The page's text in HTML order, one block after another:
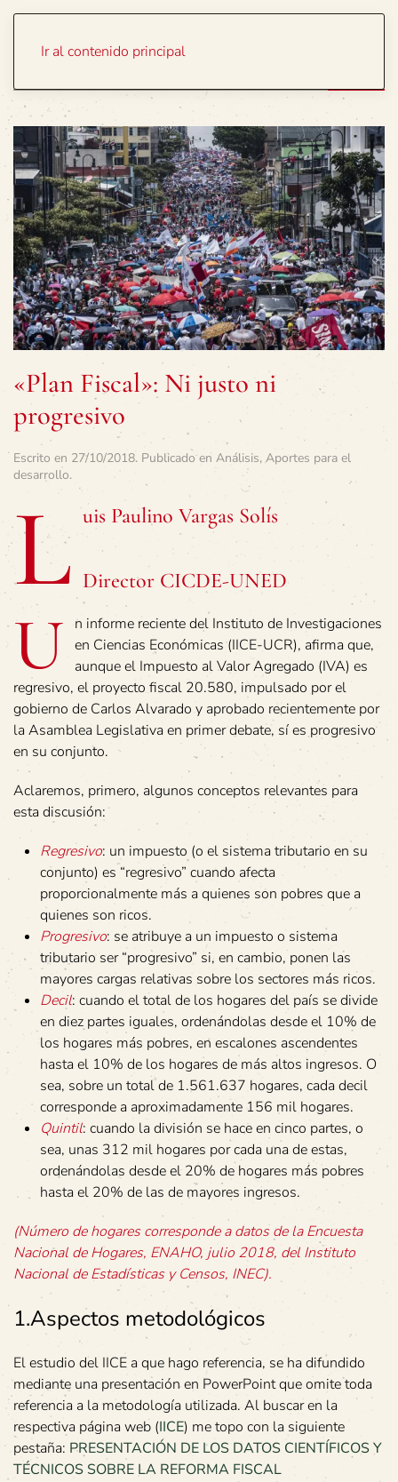
Ir al contenido principal
«Plan Fiscal»: Ni justo ni
progresivo
Escrito en 27/10/2018. Publicado en Análisis,Aportes para el
desarrollo.
L uis Paulino Vargas Solís
Director CICDE-UNED
U
n informe reciente del Instituto de Investigaciones
en Ciencias Económicas (IICE-UCR), afirma que,
aunque el Impuesto al Valor Agregado (IVA) es
regresivo, el proyecto fiscal 20.580, impulsado por el
gobierno de Carlos Alvarado y aprobado recientemente por
la Asamblea Legislativa en primer debate, sí es progresivo
en su conjunto.
Aclaremos, primero, algunos conceptos relevantes para
esta discusión:
Regresivo: un impuesto (o el sistema tributario en su
conjunto) es “regresivo” cuando afecta
proporcionalmente más a quienes son pobres que a
quienes son ricos.
Progresivo: se atribuye a un impuesto o sistema
tributario ser “progresivo” si, en cambio, ponen las
mayores cargas relativas sobre los sectores más ricos.
Decil: cuando el total de los hogares del país se divide
en diez partes iguales, ordenándolas desde el 10% de
los hogares más pobres, en escalones ascendentes
hasta el 10% de los hogares de más altos ingresos. O
sea, sobre un total de 1.561.637 hogares, cada decil
corresponde a aproximadamente 156 mil hogares.
Quintil: cuando la división se hace en cinco partes, o
sea, unas 312 mil hogares por cada una de estas,
ordenándolas desde el 20% de hogares más pobres
hasta el 20% de las de mayores ingresos.
(Número de hogares corresponde a datos de la Encuesta
Nacional de Hogares, ENAHO, julio 2018, del Instituto
Nacional de Estadísticas y Censos, INEC).
1.Aspectos metodológicos
El estudio del IICE a que hago referencia, se ha difundido
mediante una presentación en PowerPoint que omite toda
referencia a la metodología utilizada. Al buscar en la
respectiva página web (IICE) me topo con la siguiente
pestaña: PRESENTACIÓN DE LOS DATOS CIENTÍFICOS Y
TÉCNICOS SOBRE LA REFORMA FISCAL